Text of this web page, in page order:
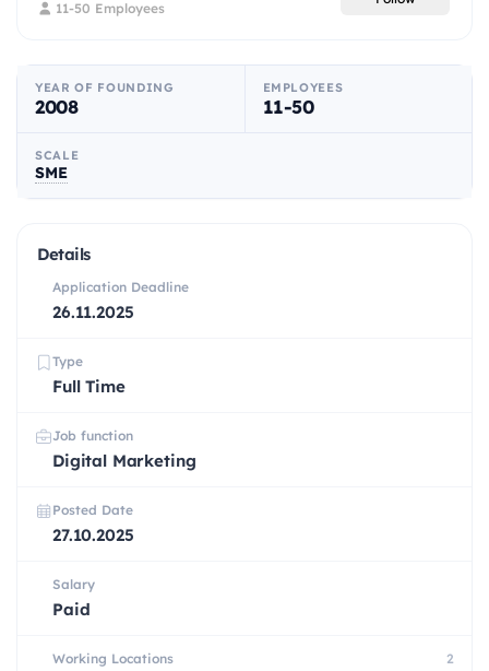
11-50 Employees
YEAR OF FOUNDING
2008
EMPLOYEES
11-50
SCALE
SME
Details
Application Deadline
26.11.2025
Type
Full Time
Job function
Digital Marketing
Posted Date
27.10.2025
Salary
Paid
Working Locations 2